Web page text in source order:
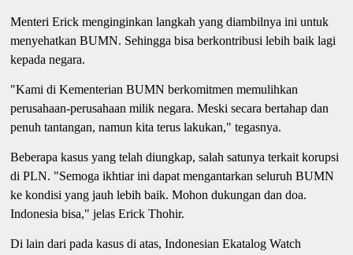
Menteri Erick menginginkan langkah yang diambilnya ini untuk
menyehatkan BUMN. Sehingga bisa berkontribusi lebih baik lagi
kepada negara.
"Kami di Kementerian BUMN berkomitmen memulihkan
perusahaan-perusahaan milik negara. Meski secara bertahap dan
penuh tantangan, namun kita terus lakukan," tegasnya.
Beberapa kasus yang telah diungkap, salah satunya terkait korupsi
di PLN. "Semoga ikhtiar ini dapat mengantarkan seluruh BUMN
ke kondisi yang jauh lebih baik. Mohon dukungan dan doa.
Indonesia bisa," jelas Erick Thohir.
Di lain dari pada kasus di atas, Indonesian Ekatalog Watch